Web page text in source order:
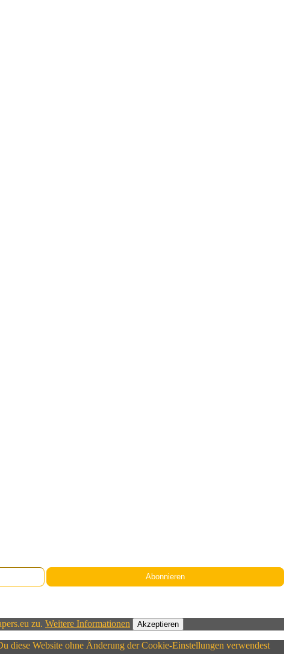
Abonnieren
zu. Weitere Informationen Akzeptieren
diese Website ohne Änderung der Cookie-Einstellungen verwendest